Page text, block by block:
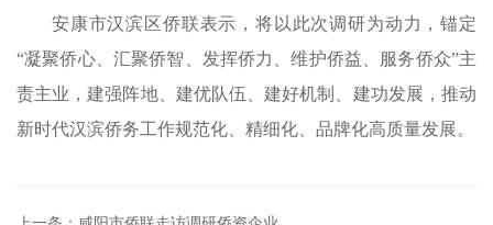
安康市汉滨区侨联表示，将以此次调研为动力，锚定
“凝聚侨心、汇聚侨智、发挥侨力、维护侨益、服务侨众”主
责主业，建强阵地、建优队伍、建好机制、建功发展，推动
新时代汉滨侨务工作规范化、精细化、品牌化高质量发展。